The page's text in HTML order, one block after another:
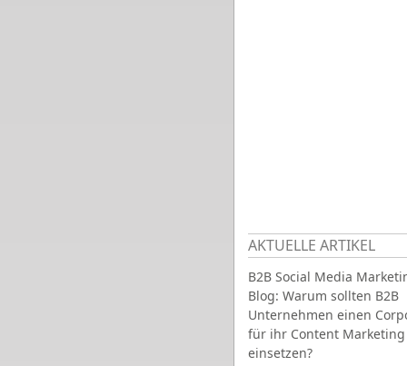
AKTUELLE ARTIKEL
B2B Social Media
Blog: Warum sollten B2B
Unternehmen einen
für ihr Content Marketing
einsetzen?